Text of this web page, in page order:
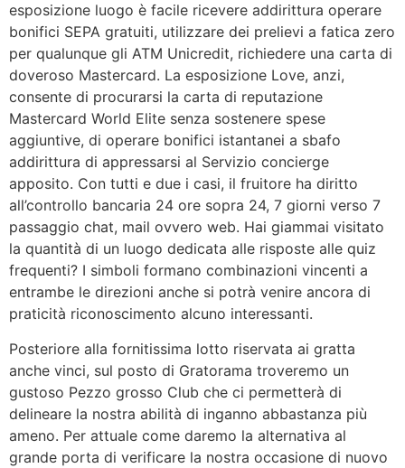
esposizione luogo è facile ricevere addirittura operare
bonifici SEPA gratuiti, utilizzare dei prelievi a fatica zero
per qualunque gli ATM Unicredit, richiedere una carta di
doveroso Mastercard. La esposizione Love, anzi,
consente di procurarsi la carta di reputazione
Mastercard World Elite senza sostenere spese
aggiuntive, di operare bonifici istantanei a sbafo
addirittura di appressarsi al Servizio concierge
apposito. Con tutti e due i casi, il fruitore ha diritto
all’controllo bancaria 24 ore sopra 24, 7 giorni verso 7
passaggio chat, mail ovvero web. Hai giammai visitato
la quantità di un luogo dedicata alle risposte alle quiz
frequenti? I simboli formano combinazioni vincenti a
entrambe le direzioni anche si potrà venire ancora di
praticità riconoscimento alcuno interessanti.
Posteriore alla fornitissima lotto riservata ai gratta
anche vinci, sul posto di Gratorama troveremo un
gustoso Pezzo grosso Club che ci permetterà di
delineare la nostra abilità di inganno abbastanza più
ameno. Per attuale come daremo la alternativa al
grande porta di verificare la nostra occasione di nuovo